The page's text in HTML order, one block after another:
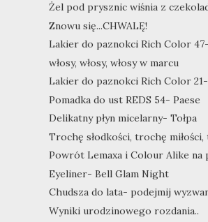
Żel pod prysznic wiśnia z
Znowu się...CHWALĘ!
Lakier do paznokci Rich Color
włosy, włosy, włosy w marcu
Lakier do paznokci Rich Color
Pomadka do ust REDS 54- Paese
Delikatny płyn micelarny- Tołpa
Trochę słodkości, trochę
Powrót Lemaxa i Colour Alike na
Eyeliner- Bell Glam Night
Chudsza do lata- podejmij
Wyniki urodzinowego rozdania..